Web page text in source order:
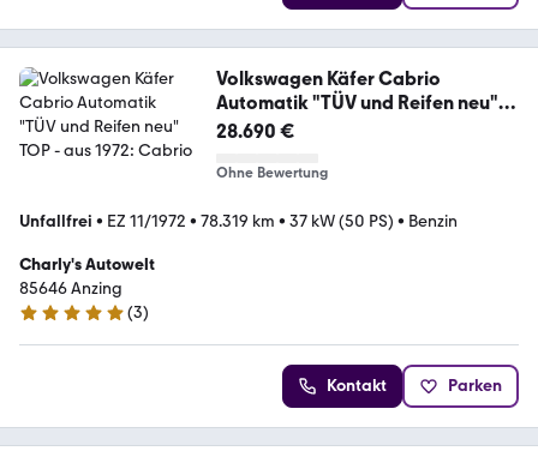
Volkswagen Käfer Cabrio
Automatik "TÜV und Reifen neu"
TOP
28.690 €
Ohne Bewertung
Unfallfrei • EZ 11/1972 • 78.319 km • 37 kW (50 PS) • Benzin
Charly's Autowelt
85646 Anzing
4.9 Sterne
(3)
Kontakt Parken